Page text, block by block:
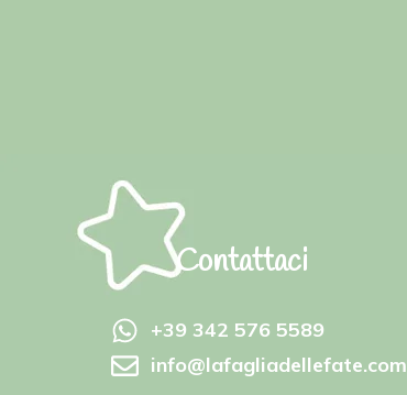
Contattaci
+39 342 576 5589
info@lafagliadellefate.com